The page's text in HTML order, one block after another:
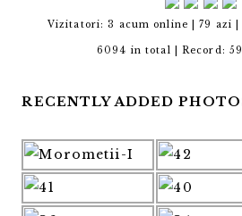
Vizitatori: 3 acum online | 79 azi |
6094 in total |Record:
RECENTLY ADDED